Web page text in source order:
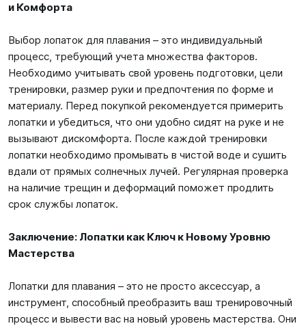
и Комфорта
Выбор лопаток для плавания – это индивидуальный
процесс, требующий учета множества факторов.
Необходимо учитывать свой уровень подготовки, цели
тренировки, размер руки и предпочтения по форме и
материалу. Перед покупкой рекомендуется примерить
лопатки и убедиться, что они удобно сидят на руке и не
вызывают дискомфорта. После каждой тренировки
лопатки необходимо промывать в чистой воде и сушить
вдали от прямых солнечных лучей. Регулярная проверка
на наличие трещин и деформаций поможет продлить
срок службы лопаток.
Заключение: Лопатки как Ключ к Новому Уровню
Мастерства
Лопатки для плавания – это не просто аксессуар, а
инструмент, способный преобразить ваш тренировочный
процесс и вывести вас на новый уровень мастерства. Они